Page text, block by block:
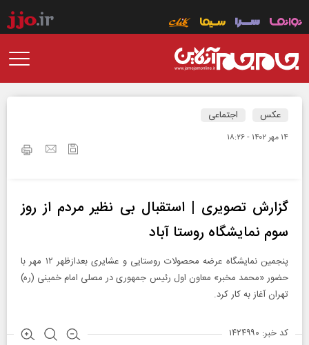
عکس اجتماعی
۱۴ مهر ۱۴۰۲ - ۱۸:۲۶
گزارش تصویری | استقبال بی نظیر مردم از روز
سوم نمایشگاه روستا آباد
پنجمین نمایشگاه عرضه محصولات روستایی و عشایری بعدازظهر ۱۲ مهر با
حضور «محمد مخبر» معاون اول رئیس جمهوری در مصلی امام خمینی (ره)
تهران آغاز به کار کرد.
کد خبر: ۱۴۲۴۹۹۰